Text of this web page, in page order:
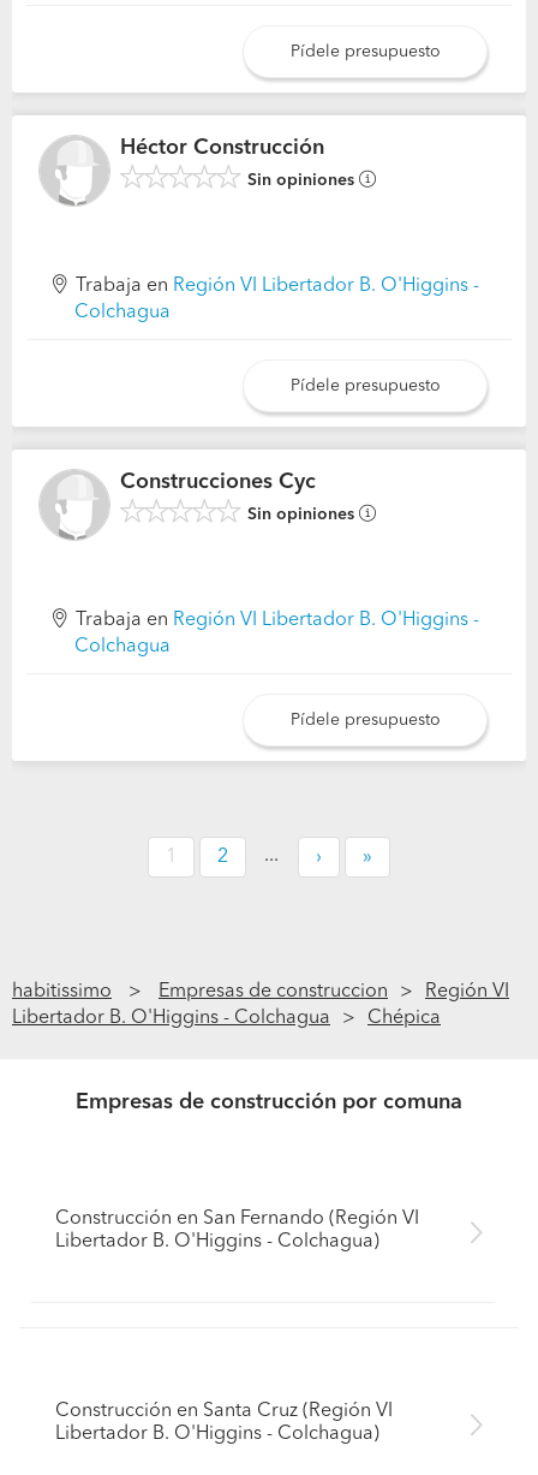
Pídele presupuesto
Héctor Construcción
Sin opiniones
Trabaja en Región VI Libertador B. O'Higgins -
Colchagua
Pídele presupuesto
Construcciones Cyc
Sin opiniones
Trabaja en Región VI Libertador B. O'Higgins -
Colchagua
Pídele presupuesto
1 2 ... › »
habitissimo Empresas de construccion
Región VI
Libertador B. O'Higgins - Colchagua
Chépica
Empresas de construcción por comuna
Construcción en San Fernando (Región VI
Libertador B. O'Higgins - Colchagua)
Construcción en Santa Cruz (Región VI
Libertador B. O'Higgins - Colchagua)